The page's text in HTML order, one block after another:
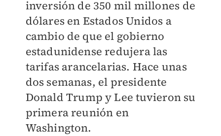
inversión de 350 mil millones de
dólares en Estados Unidos a
cambio de que el gobierno
estadunidense redujera las
tarifas arancelarias. Hace unas
dos semanas, el presidente
Donald Trump y Lee tuvieron su
primera reunión en
Washington.